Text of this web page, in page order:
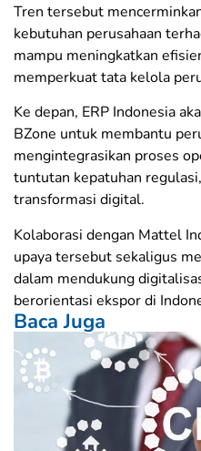
Tren tersebut
kebutuhan perusahaan
mampu meningkatkan
memperkuat tata kelola
Ke depan, ERP Indonesia
BZone untuk membantu
mengintegrasikan proses
tuntutan kepatuhan
transformasi digital.
Kolaborasi dengan Mattel
upaya tersebut sekaligus
dalam mendukung
berorientasi ekspor di
Baca Juga